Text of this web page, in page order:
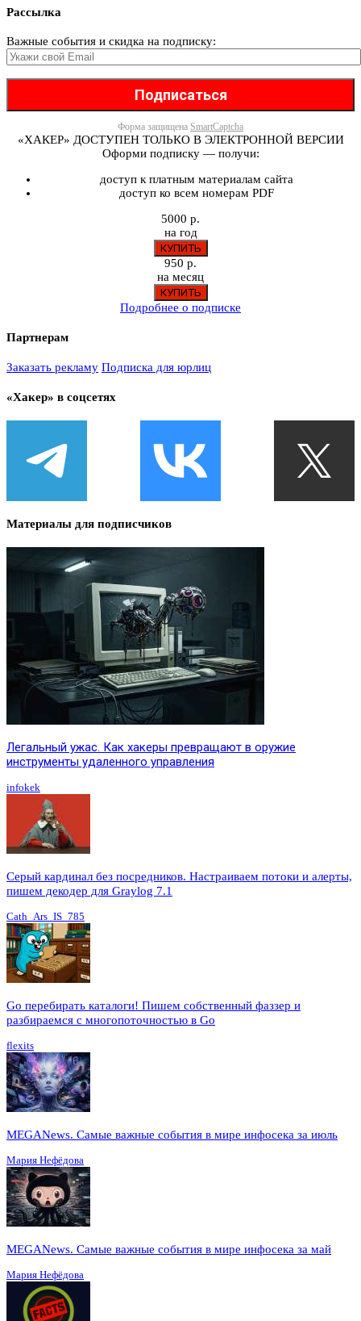
Рассылка
Важные события и скидка на подписку:
Форма защищена SmartCaptcha
«ХАКЕР» ДОСТУПЕН ТОЛЬКО В ЭЛЕКТРОННОЙ ВЕРСИИ
Оформи подписку — получи:
доступ к платным материалам сайта
доступ ко всем номерам PDF
5000 р.
на год
950 р.
на месяц
Подробнее о подписке
Партнерам
Заказать рекламу Подписка для юрлиц
«Хакер» в соцсетях
Материалы для подписчиков
Легальный ужас. Как хакеры превращают в оружие
инструменты удаленного управления
infokek
Серый кардинал без посредников. Настраиваем потоки и алерты,
пишем декодер для Graylog 7.1
Cath_Ars_IS_785
Go перебирать каталоги! Пишем собственный фаззер и
разбираемся с многопоточностью в Go
flexits
MEGANews. Cамые важные события в мире инфосека за июль
Мария Нефёдова
MEGANews. Cамые важные события в мире инфосека за май
Мария Нефёдова